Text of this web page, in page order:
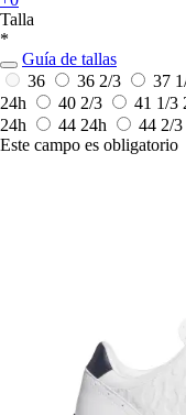
Talla
*
Guía de tallas
36
36 2/3 37
24h
40 2/3 41 1/3
24h
44 24h 44 2/3
Este campo es obligatorio